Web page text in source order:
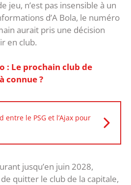
jeu, n’est pas insensible à un
d’A Bola, le numéro
aurait pris une décision
en club.
: Le prochain club de
connue ?
entre le PSG et l’Ajax pour
jusqu’en juin 2028,
quitter le club de la capitale,